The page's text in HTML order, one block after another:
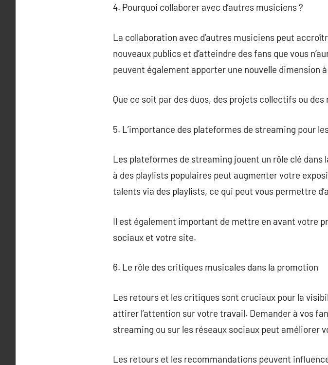
4. Pourquoi collaborer avec d’autres musiciens ?
La collaboration avec d’autres musiciens peut
nouveaux publics et d’atteindre des fans que vous
peuvent également apporter une nouvelle dimension
Que ce soit par des duos, des projets collectifs ou
5. L’importance des plateformes de streaming pour
Les plateformes de streaming jouent un rôle clé
à des playlists populaires peut augmenter votre
talents via des playlists, ce qui peut vous permettre
Il est également important de mettre en avant votre
sociaux et votre site.
6. Le rôle des critiques musicales dans la promotion
Les retours et les critiques sont cruciaux pour la
attirer l’attention sur votre travail. Demander à vos
streaming ou sur les réseaux sociaux peut améliorer
Les retours et les recommandations peuvent